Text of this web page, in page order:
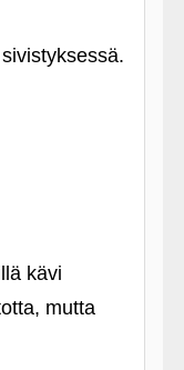
kävi
mutta